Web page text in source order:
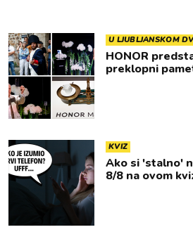
U LJUBLJANSKOM
HONOR
preklopni
KVIZ
Ako si 'stalno'
8/8 na ovom